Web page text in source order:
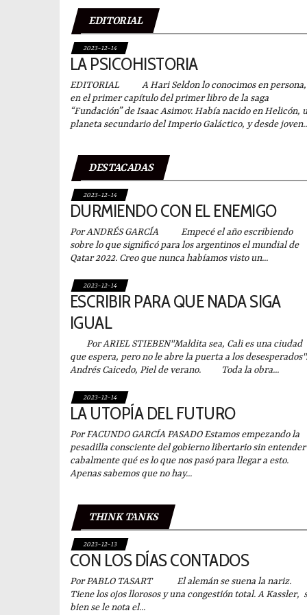
EDITORIAL
2023-12-14
LA PSICOHISTORIA
EDITORIAL A Hari Seldon lo conocimos en persona,
en el primer capítulo del primer libro de la saga
“Fundación” de Isaac Asimov. Había nacido en Helicón,
planeta secundario del Imperio Galáctico, y desde
DESTACADAS
2023-12-14
DURMIENDO CON EL ENEMIGO
Por ANDRÉS GARCÍA Empecé el año escribiendo
sobre lo que significó para los argentinos el mundial de
Qatar 2022. Creo que nunca habíamos visto un...
2023-12-14
ESCRIBIR PARA QUE NADA SIGA
IGUAL
Por ARIEL STIEBEN"Maldita sea, Cali es una ciudad
que espera, pero no le abre la puerta a los desesperados".
Andrés Caicedo, Piel de verano. Toda la obra...
2023-12-14
LA UTOPÍA DEL FUTURO
Por FACUNDO GARCÍA PASADO Estamos empezando la
pesadilla consciente del gobierno libertario sin entender
cabalmente qué es lo que nos pasó para llegar a esto.
Apenas sabemos que no hay...
THINK TANKS
2023-12-13
CON LOS DÍAS CONTADOS
Por PABLO TASART El alemán se suena la nariz.
Tiene los ojos llorosos y una congestión total. A Kassler,
bien se le nota el...